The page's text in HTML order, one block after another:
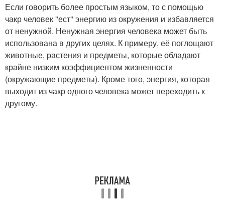
Если говорить более простым языком, то с помощью
чакр человек "ест" энергию из окружения и избавляется
от ненужной. Ненужная энергия человека может быть
использована в других целях. К примеру, её поглощают
животные, растения и предметы, которые обладают
крайне низким коэффициентом жизненности
(окружающие предметы). Кроме того, энергия, которая
выходит из чакр одного человека может переходить к
другому.